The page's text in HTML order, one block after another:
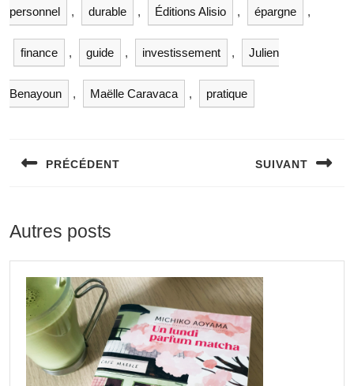
personnel , durable , Éditions Alisio , épargne ,
finance , guide , investissement , Julien
Benayoun , Maëlle Caravaca , pratique
PRÉCÉDENT SUIVANT
Autres posts